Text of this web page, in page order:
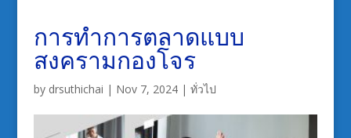
การทำการตลาดแบบ
สงครามกองโจร
by drsuthichai | Nov 7, 2024| ทั่วไป